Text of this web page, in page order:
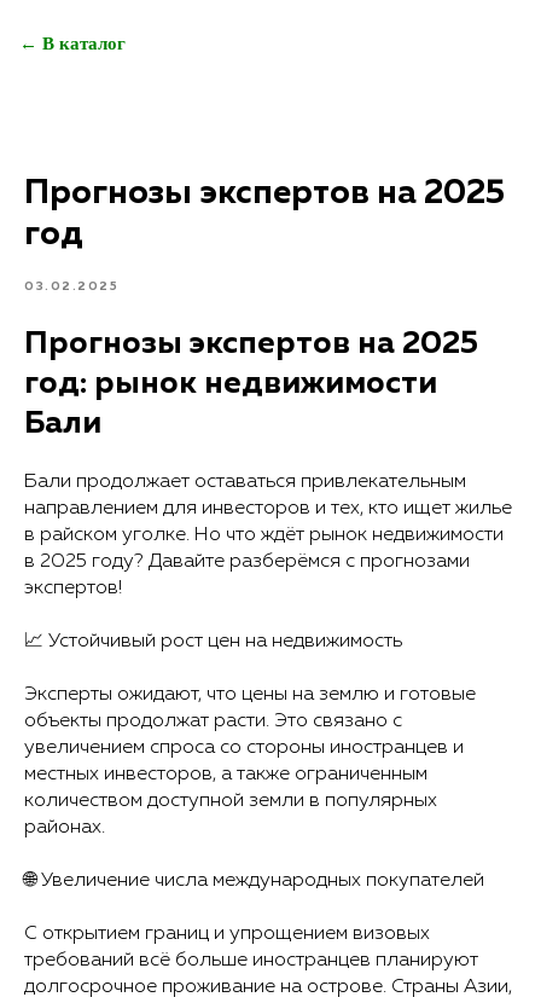
← В каталог
Прогнозы экспертов на 2025
год
03.02.2025
Прогнозы экспертов на 2025
год: рынок недвижимости
Бали
Бали продолжает оставаться привлекательным
направлением для инвесторов и тех, кто ищет жилье
в райском уголке. Но что ждёт рынок недвижимости
в 2025 году? Давайте разберёмся с прогнозами
экспертов!
📈 Устойчивый рост цен на недвижимость
Эксперты ожидают, что цены на землю и готовые
объекты продолжат расти. Это связано с
увеличением спроса со стороны иностранцев и
местных инвесторов, а также ограниченным
количеством доступной земли в популярных
районах.
🌐 Увеличение числа международных покупателей
С открытием границ и упрощением визовых
требований всё больше иностранцев планируют
долгосрочное проживание на острове. Страны Азии,